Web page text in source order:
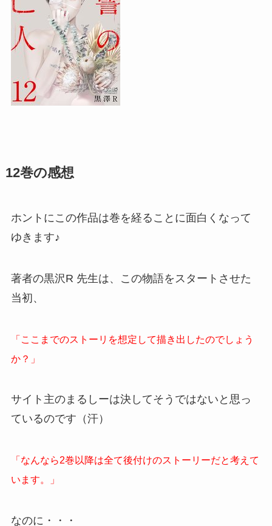
12巻の感想
ホントにこの作品は巻を経ることに面白くなって
ゆきます♪
著者の黒沢R 先生は、この物語をスタートさせた
当初、
「ここまでのストーリを想定して描き出したのでしょう
か？」
サイト主のまるしーは決してそうではないと思っ
ているのです（汗）
「なんなら2巻以降は全て後付けのストーリーだと考えて
います。」
なのに・・・